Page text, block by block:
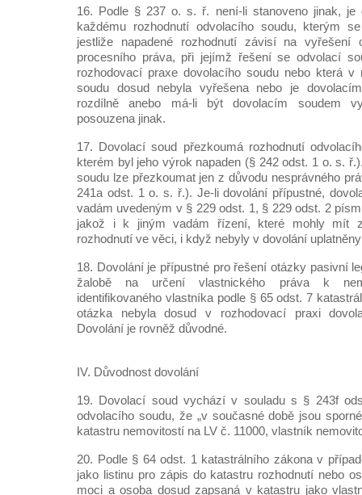
16. Podle § 237 o. s. ř. není-li stanoveno jinak, je
každému rozhodnutí odvolacího soudu, kterým
jestliže napadené rozhodnutí závisí na vyřešení
procesního práva, při jejímž řešení se odvolací
rozhodovací praxe dovolacího soudu nebo která v
soudu dosud nebyla vyřešena nebo je
rozdílně anebo má-li být dovolacím soudem
posouzena jinak.
17. Dovolací soud přezkoumá rozhodnutí
kterém byl jeho výrok napaden (§ 242 odst. 1 o. s.
soudu lze přezkoumat jen z důvodu nesprávného
241a odst. 1 o. s. ř.). Je-li dovolání přípustné,
vadám uvedeným v § 229 odst. 1, § 229 odst. 2
jakož i k jiným vadám řízení, které mohly mít
rozhodnutí ve věci, i když nebyly v dovolání
18. Dovolání je přípustné pro řešení otázky pasivní
žalobě na určení vlastnického práva k
identifikovaného vlastníka podle § 65 odst. 7
otázka nebyla dosud v rozhodovací praxi
Dovolání je rovněž důvodné.
IV. Důvodnost dovolání
19. Dovolací soud vychází v souladu s § 243f
odvolacího soudu, že „v současné době jsou
katastru nemovitostí na LV č. 11000, vlastník
20. Podle § 64 odst. 1 katastrálního zákona v
jako listinu pro zápis do katastru rozhodnutí nebo
moci a osoba dosud zapsaná v katastru jako